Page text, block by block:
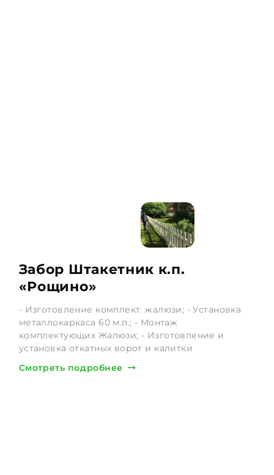
Забор Штакетник к.п.
«Рощино»
- Изготовление комплект. жалюзи; - Установка
металлокаркаса 60 м.п.; - Монтаж
комплектующих Жалюзи; - Изготовление и
установка откатных ворот и калитки
Смотреть подробнее